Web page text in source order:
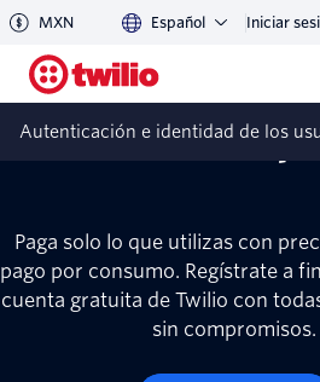
MXN Español Iniciar
Autenticación e identidad de los
Precios de la
Lookup
Paga solo lo que utilizas con
pago por consumo. Regístrate a
cuenta gratuita de Twilio con
sin compromisos.